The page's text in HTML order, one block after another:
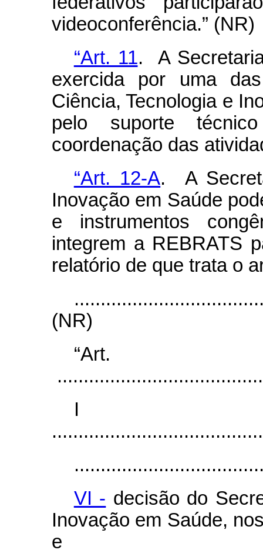
videoconferência.” (NR)
“Art. 11. A
exercida por uma
Ciência, Tecnologia e
pelo suporte
coordenação das
“Art. 12-A. A
Inovação em Saúde
e instrumentos
integrem a REBRATS
relatório de que trata o
(NR)
I
VI - decisão do
Inovação em Saúde,
e